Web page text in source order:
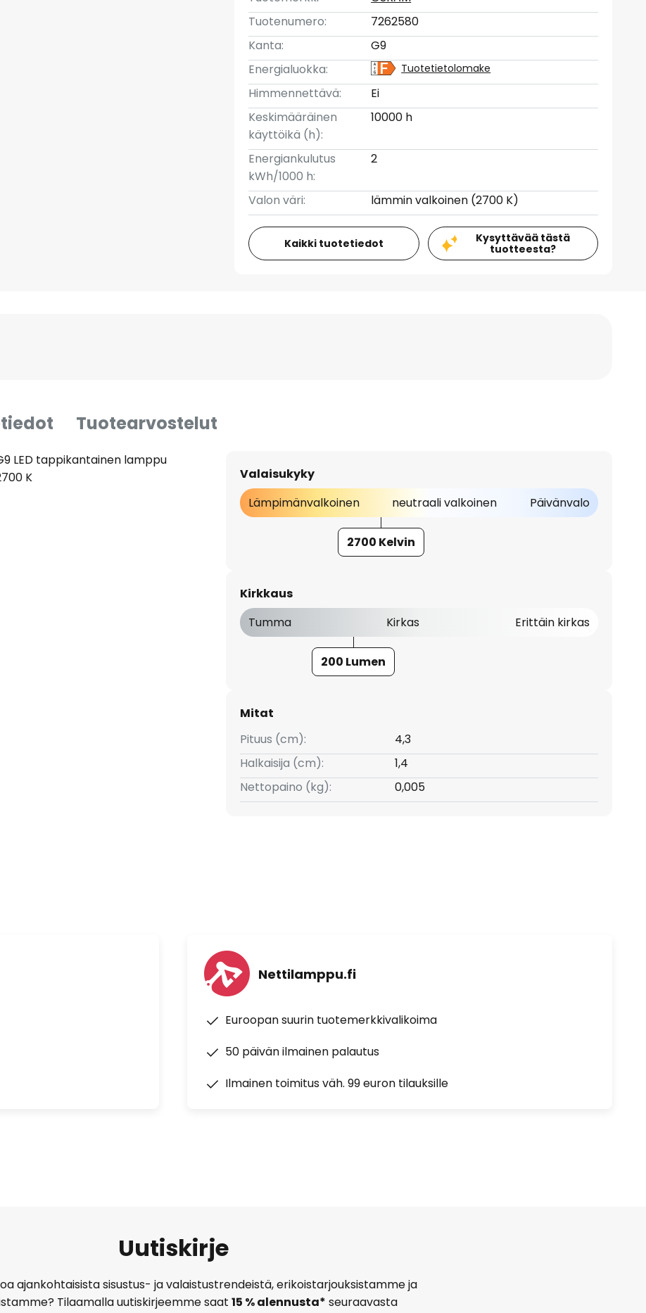
Tuotenumero:
7262580
Kanta:
G9
Energialuokka:
Tuotetietolomake
Himmennettävä:
Ei
Keskimääräinen
käyttöikä (h):
10000 h
Energiankulutus
kWh/1000 h:
2
Valon väri: lämmin valkoinen (2700 K)
Kaikki tuotetiedot
Kysyttävää tästä
tuotteesta?
Tuotearvostelut
LED tappikantainen lamppu
K
Valaisukyky
Lämpimänvalkoinen
neutraali valkoinen Päivänvalo
2700 Kelvin
Kirkkaus
Tumma
Kirkas Erittäin kirkas
200 Lumen
Mitat
Pituus (cm):
4,3
Halkaisija (cm):
1,4
Nettopaino (kg):
0,005
Nettilamppu.fi
Euroopan suurin tuotemerkkivalikoima
50 päivän ilmainen palautus
Ilmainen toimitus väh. 99 euron tilauksille
Uutiskirje
ajankohtaisista sisustus- ja valaistustrendeistä, erikoistarjouksistamme ja
Tilaamalla uutiskirjeemme saat 15 % alennusta* seuraavasta